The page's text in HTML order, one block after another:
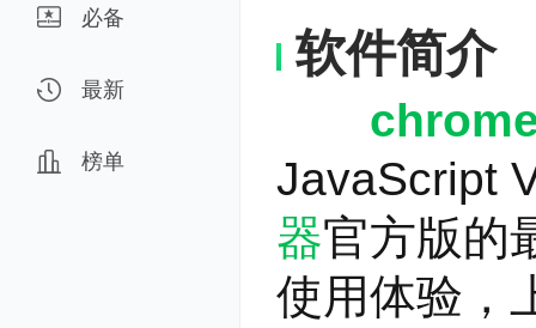
必备
最新
榜单
软件简介
JavaScript
器官方版的
使用体验，